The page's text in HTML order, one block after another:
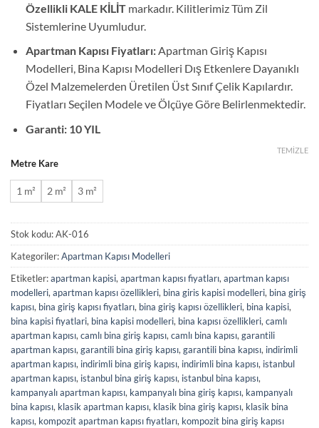
Özellikli KALE KİLİT markadır. Kilitlerimiz Tüm Zil
Sistemlerine Uyumludur.
Apartman Kapısı Fiyatları:Apartman Giriş Kapısı
Modelleri, Bina Kapısı Modelleri Dış Etkenlere Dayanıklı
Özel Malzemelerden Üretilen Üst Sınıf Çelik Kapılardır.
Fiyatları Seçilen Modele ve Ölçüye Göre Belirlenmektedir.
Garanti: 10 YIL
Metre Kare
1 m² 2 m² 3 m²
TEMIZLE
Stok kodu:AK-016
Kategoriler:Apartman Kapısı Modelleri
Etiketler:apartman kapisi, apartman kapısı fiyatları, apartman kapısı
modelleri, apartman kapısı özellikleri, bina giris kapisi modelleri, bina giriş
kapısı, bina giriş kapısı fiyatları, bina giriş kapısı özellikleri, bina kapisi,
bina kapisi fiyatlari, bina kapisi modelleri, bina kapısı özellikleri, camlı
apartman kapısı, camlı bina giriş kapısı, camlı bina kapısı, garantili
apartman kapısı, garantili bina giriş kapısı, garantili bina kapısı, indirimli
apartman kapısı, indirimli bina giriş kapısı, indirimli bina kapısı, istanbul
apartman kapısı, istanbul bina giriş kapısı, istanbul bina kapısı,
kampanyalı apartman kapısı, kampanyalı bina giriş kapısı, kampanyalı
bina kapısı, klasik apartman kapısı, klasik bina giriş kapısı, klasik bina
kapısı, kompozit apartman kapısı fiyatları, kompozit bina giriş kapısı